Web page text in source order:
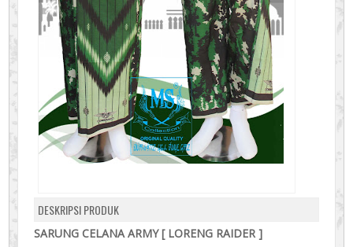
DESKRIPSI PRODUK
SARUNG CELANA ARMY [ LORENG RAIDER ]